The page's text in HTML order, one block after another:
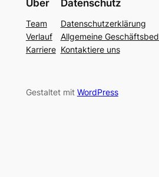
Über
Team
Verlauf
Karriere
Datenschutz
Datenschutzerklärung
Allgemeine
Kontaktiere uns
Gestaltet mit WordPress